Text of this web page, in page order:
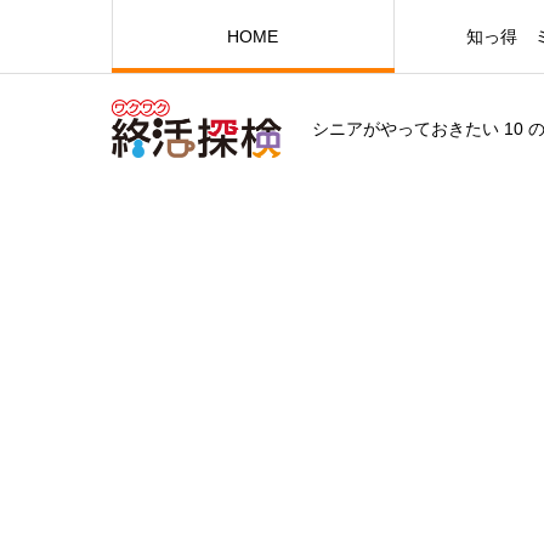
シニアがやっておきたい 10
HOME 知っ得